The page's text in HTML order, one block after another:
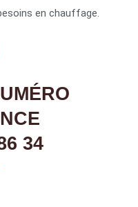
en chauffage.
34